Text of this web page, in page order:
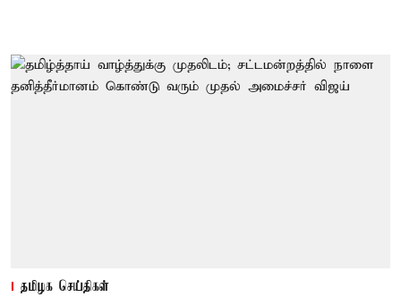
தமிழக செய்திகள்